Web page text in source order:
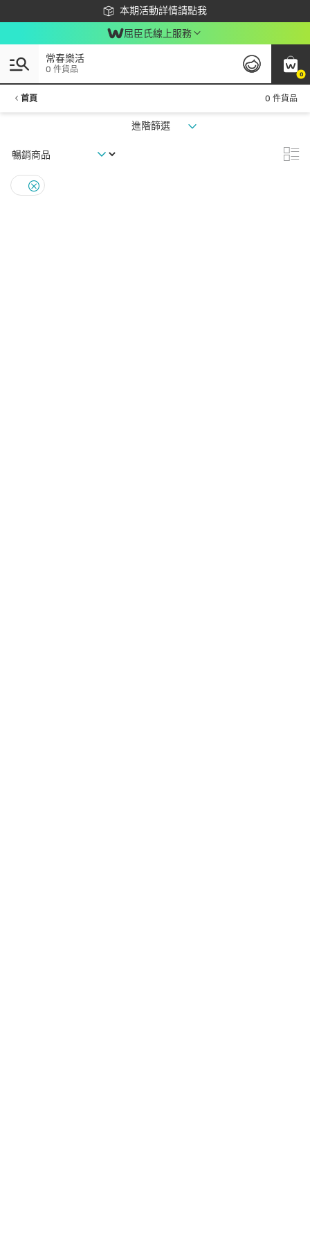
本期活動詳情請點我
下載app最高回饋$350
屈臣氏線上服務
0
常春樂活
0 件貨品
首頁 0 件貨品
進階篩選